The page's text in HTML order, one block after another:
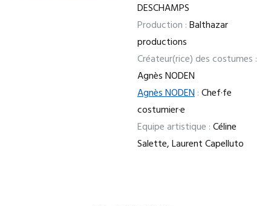
DESCHAMPS
Production :Balthazar
productions
Créateur(rice) des costumes :
Agnès NODEN
Agnès NODEN:Chef·fe
costumier·e
Equipe artistique :Céline
Salette, Laurent Capelluto